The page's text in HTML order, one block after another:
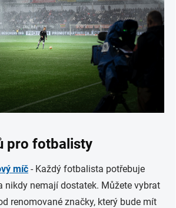
pro fotbalisty
míč - Každý fotbalista potřebuje
nikdy nemají dostatek. Můžete vybrat
renomované značky, který bude mít